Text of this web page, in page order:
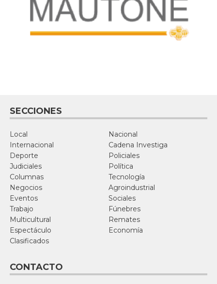
SECCIONES
Local
Nacional
Internacional
Cadena Investiga
Deporte
Policiales
Judiciales
Política
Columnas
Tecnología
Negocios
Agroindustrial
Eventos
Sociales
Trabajo
Fúnebres
Multicultural
Remates
Espectáculo
Economía
Clasificados
CONTACTO